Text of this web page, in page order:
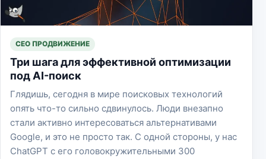
СЕО ПРОДВИЖЕНИЕ
Три шага для эффективной оптимизации
под AI-поиск
Глядишь, сегодня в мире поисковых технологий
опять что-то сильно сдвинулось. Люди внезапно
стали активно интересоваться альтернативами
Google, и это не просто так. С одной стороны, у нас
ChatGPT с его головокружительными 300